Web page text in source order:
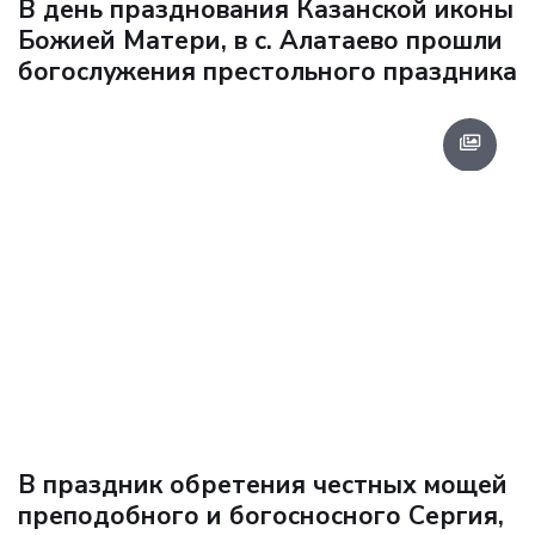
В день празднования Казанской иконы
Божией Матери, в с. Алатаево прошли
богослужения престольного праздника
В праздник обретения честных мощей
преподобного и богосносного Сергия,